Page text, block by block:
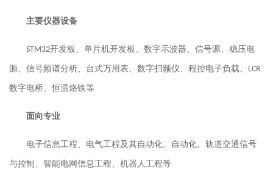
主要仪器设备
STM32开发板 、 单片机开发板 、 数字示波器、信号源、 稳压电
源、信号频谱分析、 台式万用表、数字扫频仪、 程控电子负载、 LCR
数字电桥、恒温烙铁等
面向专业
电子信息工程、电气工程及其自动化、自动化、轨道交通信号
与控制 、 智能电网信息工程、 机器人工程等